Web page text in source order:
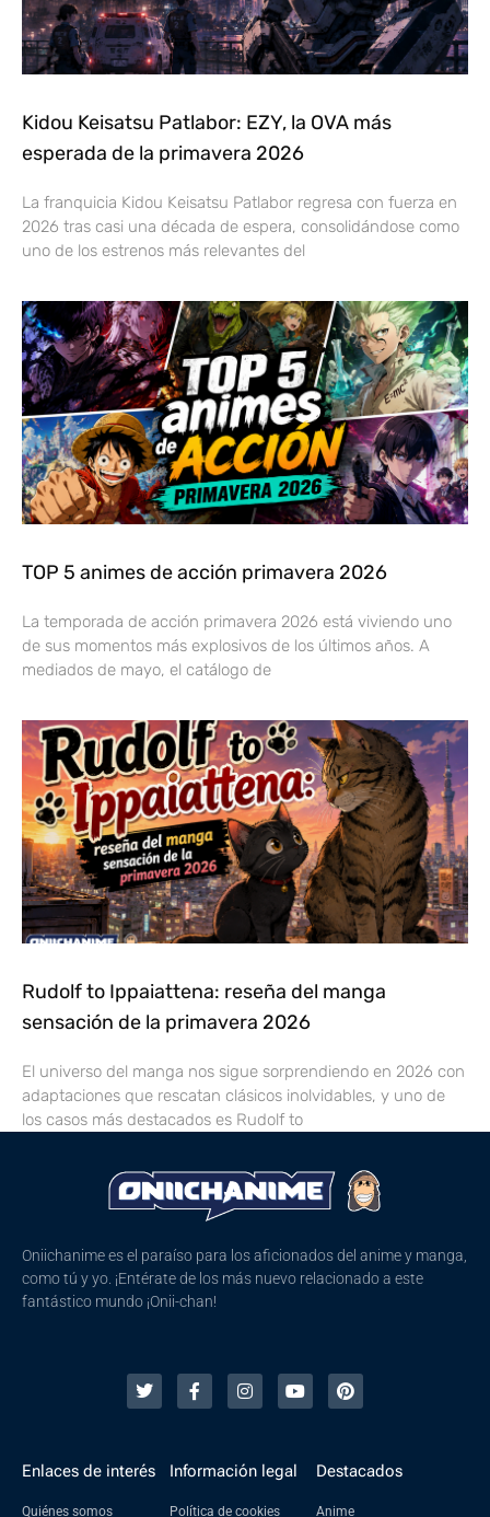
Kidou Keisatsu Patlabor: EZY, la OVA más
esperada de la primavera 2026
La franquicia Kidou Keisatsu Patlabor regresa con fuerza en
2026 tras casi una década de espera, consolidándose como
uno de los estrenos más relevantes del
TOP 5 animes de acción primavera 2026
La temporada de acción primavera 2026 está viviendo uno
de sus momentos más explosivos de los últimos años. A
mediados de mayo, el catálogo de
Rudolf to Ippaiattena: reseña del manga
sensación de la primavera 2026
El universo del manga nos sigue sorprendiendo en 2026 con
adaptaciones que rescatan clásicos inolvidables, y uno de
los casos más destacados es Rudolf to
Oniichanime es el paraíso para los aficionados del anime y manga,
como tú y yo. ¡Entérate de los más nuevo relacionado a este
fantástico mundo ¡Onii-chan!
Enlaces de interés
Quiénes somos
Información legal
Política de cookies
Destacados
Anime